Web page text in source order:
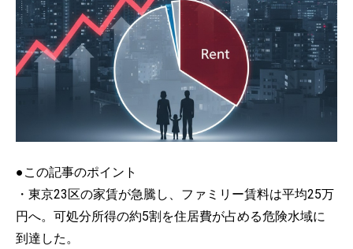
●この記事のポイント
・東京23区の家賃が急騰し、ファミリー賃料は平均25万
円へ。可処分所得の約5割を住居費が占める危険水域に
到達した。